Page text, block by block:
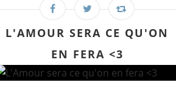
L'AMOUR SERA CE QU'ON
EN FERA <3